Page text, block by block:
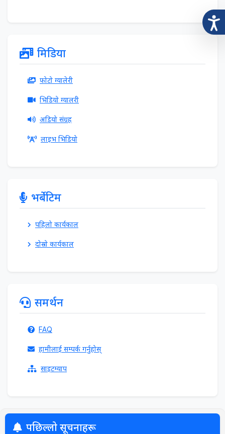
मिडिया
फोटो ग्यालेरी
भिडियो ग्यालरी
अडियो संग्रह
लाइभ भिडियो
भर्बेटिम
पहिलो कार्यकाल
दोस्रो कार्यकाल
समर्थन
FAQ
हामीलाई सम्पर्क गर्नुहोस्
साइटम्याप
पछिल्लो सूचनाहरू